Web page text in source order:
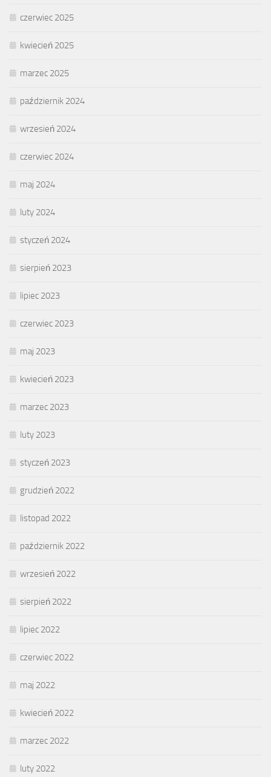
czerwiec 2025
kwiecień 2025
marzec 2025
październik 2024
wrzesień 2024
czerwiec 2024
maj 2024
luty 2024
styczeń 2024
sierpień 2023
lipiec 2023
czerwiec 2023
maj 2023
kwiecień 2023
marzec 2023
luty 2023
styczeń 2023
grudzień 2022
listopad 2022
październik 2022
wrzesień 2022
sierpień 2022
lipiec 2022
czerwiec 2022
maj 2022
kwiecień 2022
marzec 2022
luty 2022